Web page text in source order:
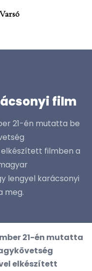
film
21-én mutatta be
filmben a
lengyel karácsonyi
meg.
21-én mutatta
elkészített